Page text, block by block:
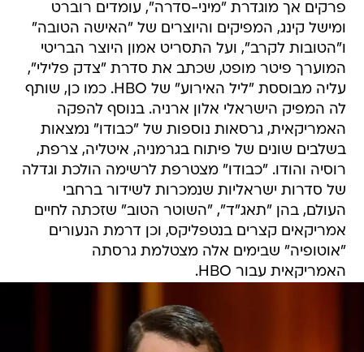
פרקים אך מוגדרת "מיני-סדרה", עומדים רוברט
ומישל קינג, המפיקים והיוצרים של "האישה הטובה"
ו"הטובות לקרב", ועל התסריט אמון היוצר הבריטי
המוערך פיטר מופט, שכתב את סדרת "צדק פלילי",
עליה מבוססת "ליל האירוע" של HBO. כמו כן, שותף
לה המפיק הישראלי אלון ארניה. בנוסף להפקה
האמריקאית, גרסאות נוספות של "כבודו" נמצאות
בשלבים שונים של פיתוח בגרמניה, איטליה, צרפת,
רוסיה והודו. "כבודו" מצטרפת לרשימה הולכת וגדלה
של סדרות ישראליות שנמכרות לשידור ברחבי
העולם, בהן "תאג"ד", "השוטר הטוב" שזכתה לחיים
אמריקאים קצרים בנטפליקס, וכן דרמת הנעורים
"אוטופיה" שבימים אלה מצטלמת גרסתה
האמריקאית עבור HBO.